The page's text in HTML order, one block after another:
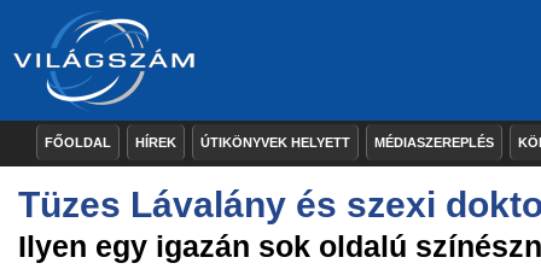
FŐOLDAL HÍREK ÚTIKÖNYVEK HELYETT MÉDIASZEREPLÉS
Tüzes Lávalány és szexi
Ilyen egy igazán sok oldalú